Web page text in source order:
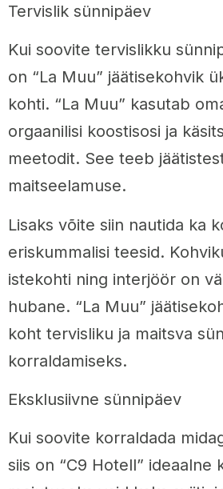
Tervislik sünnipäev
Kui soovite tervislikku
on “La Muu” jäätisekohvik
kohti. “La Muu” kasutab
orgaanilisi koostisosi ja
meetodit. See teeb
maitseelamuse.
Lisaks võite siin nautida ka
eriskummalisi teesid.
istekohti ning interjöör on
hubane. “La Muu”
koht tervisliku ja maitsva
korraldamiseks.
Eksklusiivne sünnipäev
Kui soovite korraldada
siis on “C9 Hotell” ideaalne